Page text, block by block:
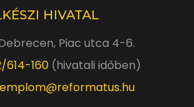
HIVATAL
Piac utca 4-6.
614-160(hivatali időben)